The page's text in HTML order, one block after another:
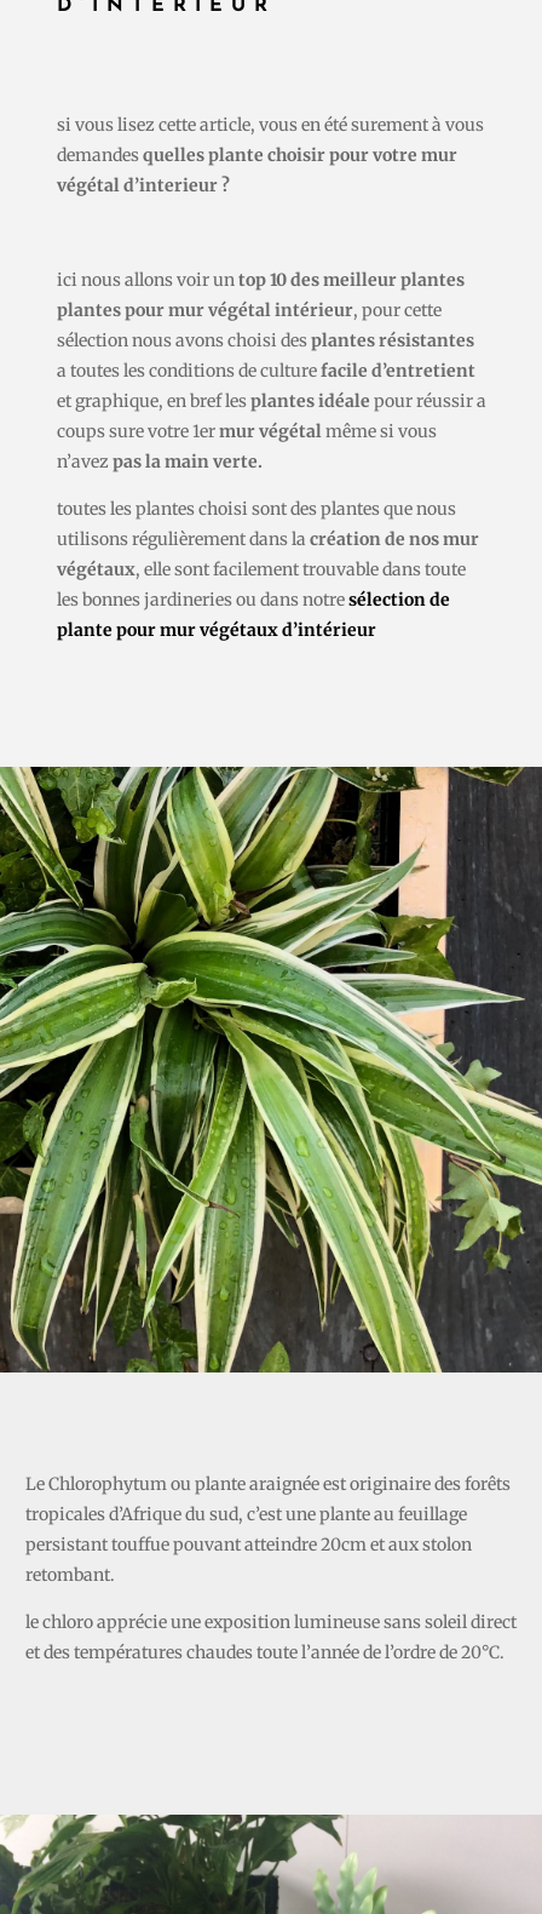
D’INTERIEUR
si vous lisez cette article, vous en été surement à vous
demandesquelles plante choisir pour votre mur
végétal d’interieur ?
ici nous allons voir untop 10 des meilleur plantes
plantes pour mur végétal intérieur, pour cette
sélection nous avons choisi desplantes résistantes
a toutes les conditions de culturefacile d’entretient
et graphique, en bref lesplantes idéale pour réussir a
coups sure votre 1ermur végétalmême si vous
n’avez pas la main verte.
toutes les plantes choisi sont des plantes que nous
utilisons régulièrement dans la création de nos mur
végétaux, elle sont facilement trouvable dans toute
les bonnes jardineries ou dans notresélection de
plante pour mur végétaux d’intérieur
Le Chlorophytum ou plante araignée est originaire des forêts
tropicales d’Afrique du sud, c’est une plante au feuillage
persistant touffue pouvant atteindre 20cm et aux stolon
retombant.
le chloro apprécie une exposition lumineuse sans soleil direct
et des températures chaudes toute l’année de l’ordre de 20°C.